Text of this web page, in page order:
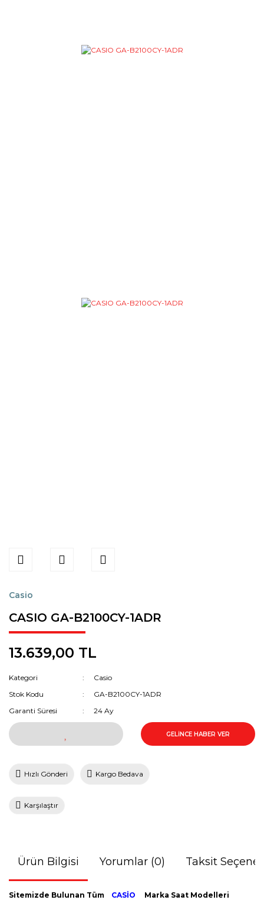
Casio
CASIO GA-B2100CY-1ADR
13.639,00 TL
Kategori
Casio
Stok Kodu
GA-B2100CY-1ADR
Garanti Süresi
24 Ay
GELİNCE HABER VER
Hızlı Gönderi Kargo Bedava
Karşılaştır
Ürün Bilgisi Yorumlar (0) Taksit
Sitemizde Bulunan Tüm CASİO
Marka Saat Modelleri